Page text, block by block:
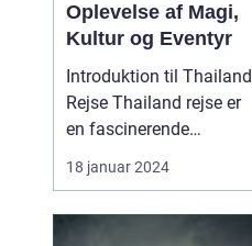
Oplevelse af Magi,
Kultur og Eventyr
Introduktion til Thailand
Rejse Thailand rejse er
en fascinerende
oplevelse for rejsende og
eventyrlystne sjæle, der
række naturlige
18 januar 2024